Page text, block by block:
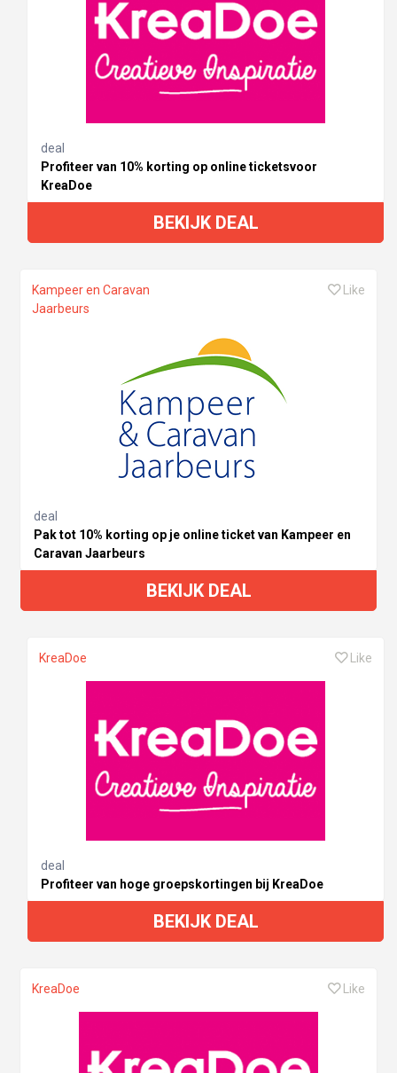
deal
Profiteer van 10% korting op online ticketsvoor
KreaDoe
BEKIJK DEAL
Kampeer en Caravan
Jaarbeurs
Like
deal
Pak tot 10% korting op je online ticket van Kampeer en
Caravan Jaarbeurs
BEKIJK DEAL
KreaDoe Like
deal
Profiteer van hoge groepskortingen bij KreaDoe
BEKIJK DEAL
KreaDoe Like